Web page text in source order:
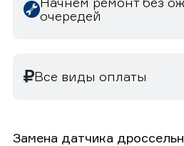
очередей
Все виды оплаты
Замена датчика